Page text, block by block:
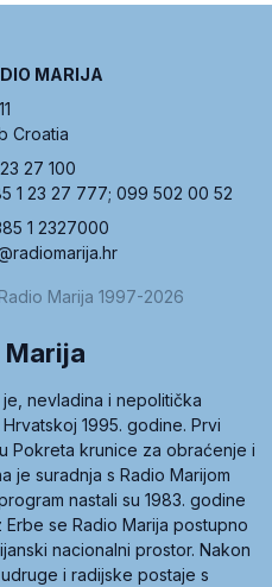
MARIJA
Croatia
27 100
1 23 27 777; 099 502 00 52
1 2327000
Marija 1997-2026
Marija
nevladina i nepolitička
1995. godine. Prvi
Pokreta krunice za obraćenje i
je suradnja s Radio Marijom
nastali su 1983. godine
se Radio Marija postupno
nacionalni prostor. Nakon
i radijske postaje s